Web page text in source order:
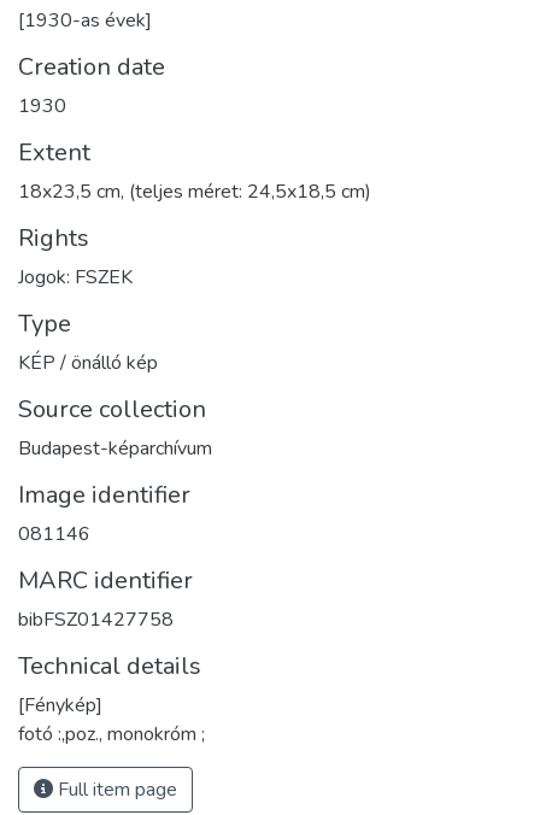
[1930-as évek]
Creation date
1930
Extent
18x23,5 cm, (teljes méret: 24,5x18,5 cm)
Rights
Jogok: FSZEK
Type
KÉP / önálló kép
Source collection
Budapest-képarchívum
Image identifier
081146
MARC identifier
bibFSZ01427758
Technical details
[Fénykép]
fotó :,poz., monokróm ;
Full item page